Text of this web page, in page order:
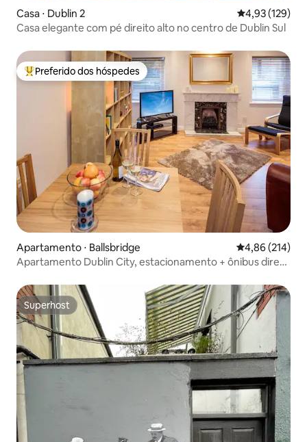
Casa ⋅ Dublin 2 4,93 de uma
4,93 (129)
Casa elegante com pé direito alto no centro de Dublin Sul
Entre os melhores preferidos dos hóspedes
Preferido dos hóspedes
Apartamento ⋅ Ballsbridge 4,86 de uma
4,86 (214)
Apartamento Dublin City, estacionamento + ônibus direto
Superhost
Superhost